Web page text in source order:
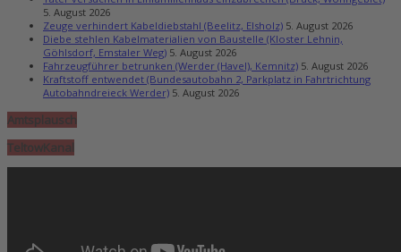
5. August 2026
Zeuge verhindert Kabeldiebstahl (Beelitz, Elsholz) 5. August 2026
Diebe stehlen Kabelmaterialien von Baustelle (Kloster Lehnin,
Göhlsdorf, Emstaler Weg) 5. August 2026
Fahrzeugführer betrunken (Werder (Havel), Kemnitz) 5. August 2026
Kraftstoff entwendet (Bundesautobahn 2, Parkplatz in Fahrtrichtung
Autobahndreieck Werder) 5. August 2026
Amtsplausch
TeltowKanal